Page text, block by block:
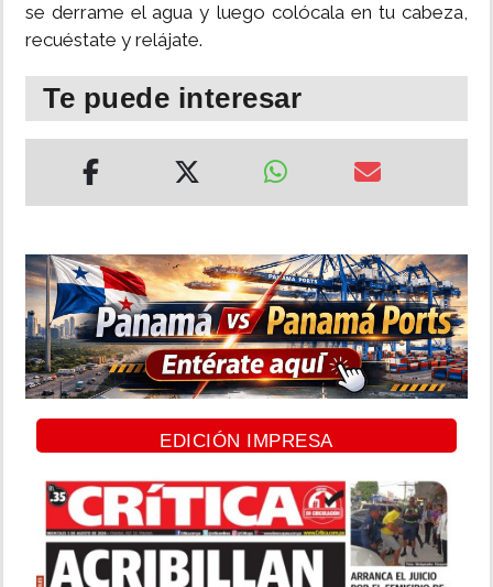
se derrame el agua y luego colócala en tu cabeza,
recuéstate y relájate.
Te puede interesar
EDICIÓN IMPRESA